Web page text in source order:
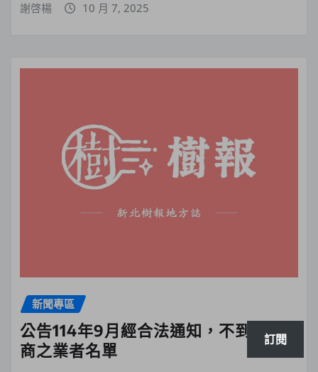
謝啓楊 10 月 7, 2025
新聞專區
公告114年9月經合法通知，不到場協
商之業者名單
訂閱